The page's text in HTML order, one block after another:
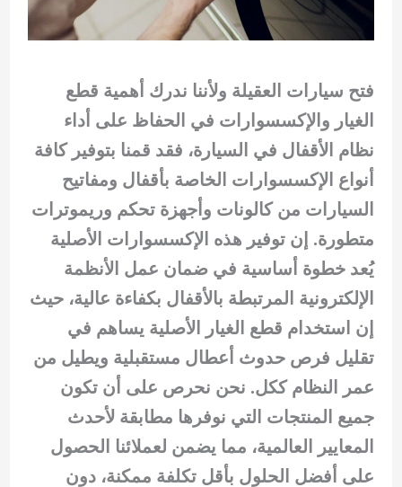
فتح سيارات العقيلة ولأننا ندرك أهمية قطع
الغيار والإكسسوارات في الحفاظ على أداء
نظام الأقفال في السيارة، فقد قمنا بتوفير كافة
أنواع الإكسسوارات الخاصة بأقفال ومفاتيح
السيارات من كالونات وأجهزة تحكم وريموترات
متطورة. إن توفير هذه الإكسسوارات الأصلية
يُعد خطوة أساسية في ضمان عمل الأنظمة
الإلكترونية المرتبطة بالأقفال بكفاءة عالية، حيث
إن استخدام قطع الغيار الأصلية يساهم في
تقليل فرص حدوث أعطال مستقبلية ويطيل من
عمر النظام ككل. نحن نحرص على أن تكون
جميع المنتجات التي نوفرها مطابقة لأحدث
المعايير العالمية، مما يضمن لعملائنا الحصول
على أفضل الحلول بأقل تكلفة ممكنة، دون